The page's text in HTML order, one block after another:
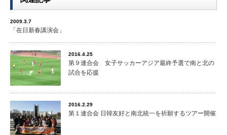
2009.3.7
「在日新春講演会」
2016.4.25
第９連合会 女子サッカーアジア最終予選で南と北の
試合を応援
2016.2.29
第１連合会 日韓友好と南北統一を祈願するツアー開催